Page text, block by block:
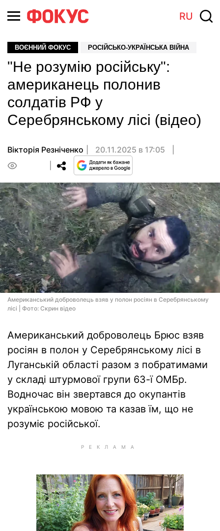
RU
ВОЄННИЙ ФОКУС РОСІЙСЬКО-УКРАЇНСЬКА ВІЙНА
"Не розумію російську":
американець полонив
солдатів РФ у
Серебрянському лісі (відео)
Вікторія Резніченко
20.11.2025 в 17:05
Американський доброволець взяв у полон росіян в Серебрянському
лісі | Фото: Скрин відео
Американський доброволець Брюс взяв
росіян в полон у Серебрянському лісі в
Луганській області разом з побратимами
у складі штурмової групи 63-ї ОМБр.
Водночас він звертався до окупантів
українською мовою та казав їм, що не
розуміє російської.